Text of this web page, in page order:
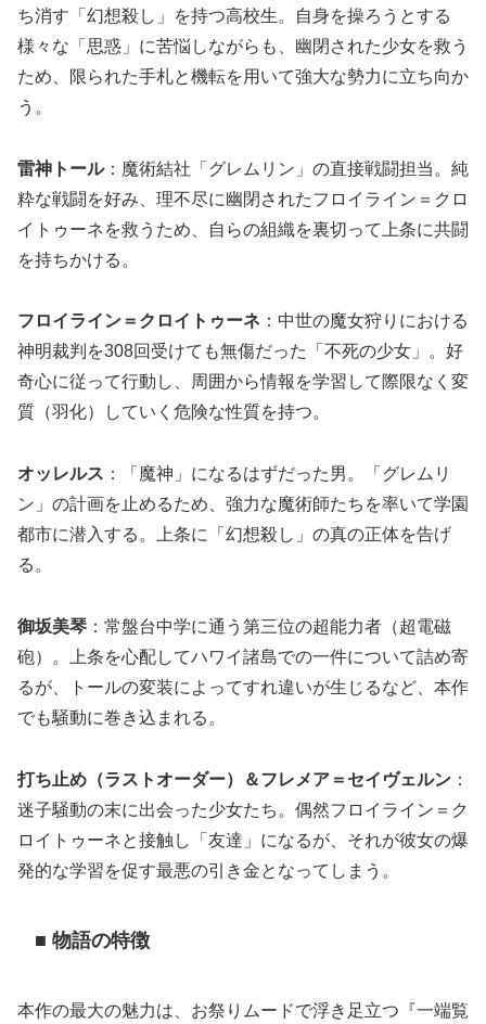
ち消す「幻想殺し」を持つ高校生。自身を操ろうとする
様々な「思惑」に苦悩しながらも、幽閉された少女を救う
ため、限られた手札と機転を用いて強大な勢力に立ち向か
う。
雷神トール：魔術結社「グレムリン」の直接戦闘担当。純
粋な戦闘を好み、理不尽に幽閉されたフロイライン＝クロ
イトゥーネを救うため、自らの組織を裏切って上条に共闘
を持ちかける。
フロイライン＝クロイトゥーネ ：中世の魔女狩りにおける
神明裁判を308回受けても無傷だった「不死の少女」。好
奇心に従って行動し、周囲から情報を学習して際限なく変
質（羽化）していく危険な性質を持つ。
オッレルス ：「魔神」になるはずだった男。「グレムリ
ン」の計画を止めるため、強力な魔術師たちを率いて学園
都市に潜入する。上条に「幻想殺し」の真の正体を告げ
る。
御坂美琴 ：常盤台中学に通う第三位の超能力者（超電磁
砲）。上条を心配してハワイ諸島での一件について詰め寄
るが、トールの変装によってすれ違いが生じるなど、本作
でも騒動に巻き込まれる。
打ち止め（ラストオーダー）＆フレメア＝セイヴェルン ：
迷子騒動の末に出会った少女たち。偶然フロイライン＝ク
ロイトゥーネと接触し「友達」になるが、それが彼女の爆
発的な学習を促す最悪の引き金となってしまう。
■ 物語の特徴
本作の最大の魅力は、お祭りムードで浮き足立つ『一端覧